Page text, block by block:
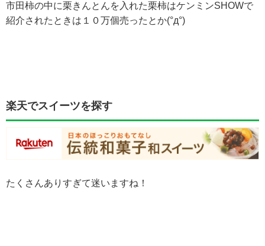
市田柿の中に栗きんとんを入れた栗柿はケンミンSHOWで
紹介されたときは１０万個売ったとか(°д°)
楽天でスイーツを探す
たくさんありすぎて迷いますね！